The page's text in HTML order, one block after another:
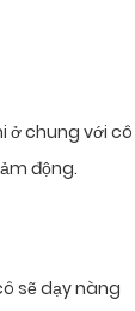
ở chung với cô
động.
sẽ dạy nàng